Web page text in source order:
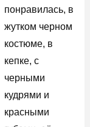
понравилась, в
жутком черном
костюме, в
кепке, с
черными
кудрями и
красными